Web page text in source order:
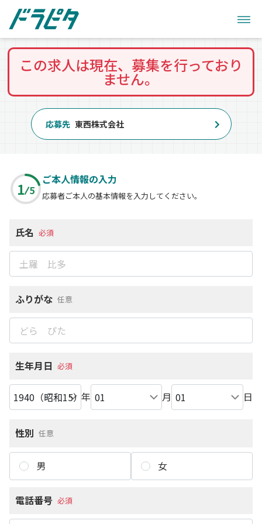
この求人は現在、募集を行っており
ません。
応募先 東西株式会社
1 5
ご本人情報の入力
応募者ご本人の基本情報を入力してください。
氏名 必須
ふりがな 任意
生年月日 必須
年 月 日
性別 任意
男 女
電話番号 必須